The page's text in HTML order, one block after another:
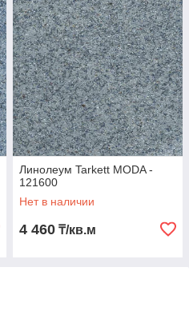
Линолеум Tarkett MODA -
121600
Нет в наличии
4 460 ₸/кв.м